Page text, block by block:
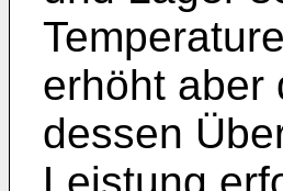
erhöht aber
dessen